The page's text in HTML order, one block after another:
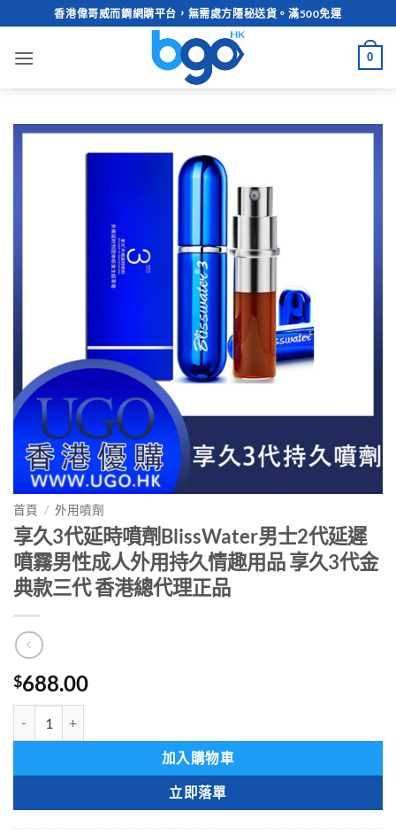
to
content
香港偉哥威而鋼網購平台，無需處方隱秘送貨。滿500免運
0
首頁 / 外用噴劑
享久3代延時噴劑BlissWater男士2代延遲
噴霧男性成人外用持久情趣用品 享久3代金
典款三代 香港總代理正品
$688.00
加入購物車
立即落單